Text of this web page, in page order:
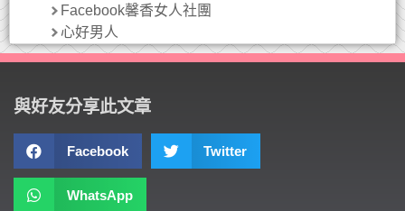
Facebook馨香女人社團
心好男人
與好友分享此文章
Facebook Twitter
WhatsApp